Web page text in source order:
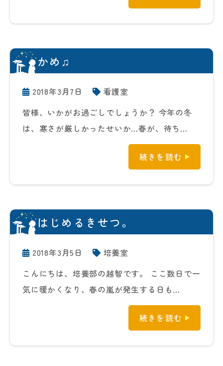
かめ♫
2018年3月7日
看護室
皆様、いかがお過ごしでしょうか？ 今年の冬
は、寒さが厳しかったせいか…春が、待ち…
続きを読む
はじめるきせつ。
2018年3月5日
培養室
こんにちは、培養部の越智です。 ここ数日で一
気に暖かくなり、春の嵐が発生する日も…
続きを読む